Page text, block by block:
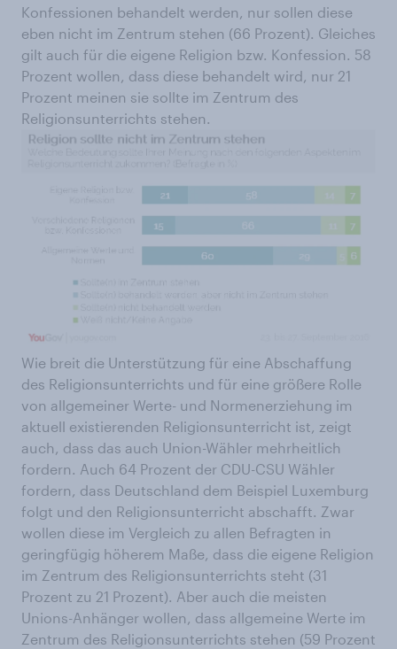
Konfessionen behandelt werden, nur sollen diese
eben nicht im Zentrum stehen (66 Prozent). Gleiches
gilt auch für die eigene Religion bzw. Konfession. 58
Prozent wollen, dass diese behandelt wird, nur 21
Prozent meinen sie sollte im Zentrum des
Religionsunterrichts stehen.
Wie breit die Unterstützung für eine Abschaffung
des Religionsunterrichts und für eine größere Rolle
von allgemeiner Werte- und Normenerziehung im
aktuell existierenden Religionsunterricht ist, zeigt
auch, dass das auch Union-Wähler mehrheitlich
fordern. Auch 64 Prozent der CDU-CSU Wähler
fordern, dass Deutschland dem Beispiel Luxemburg
folgt und den Religionsunterricht abschafft. Zwar
wollen diese im Vergleich zu allen Befragten in
geringfügig höherem Maße, dass die eigene Religion
im Zentrum des Religionsunterrichts steht (31
Prozent zu 21 Prozent). Aber auch die meisten
Unions-Anhänger wollen, dass allgemeine Werte im
Zentrum des Religionsunterrichts stehen (59 Prozent